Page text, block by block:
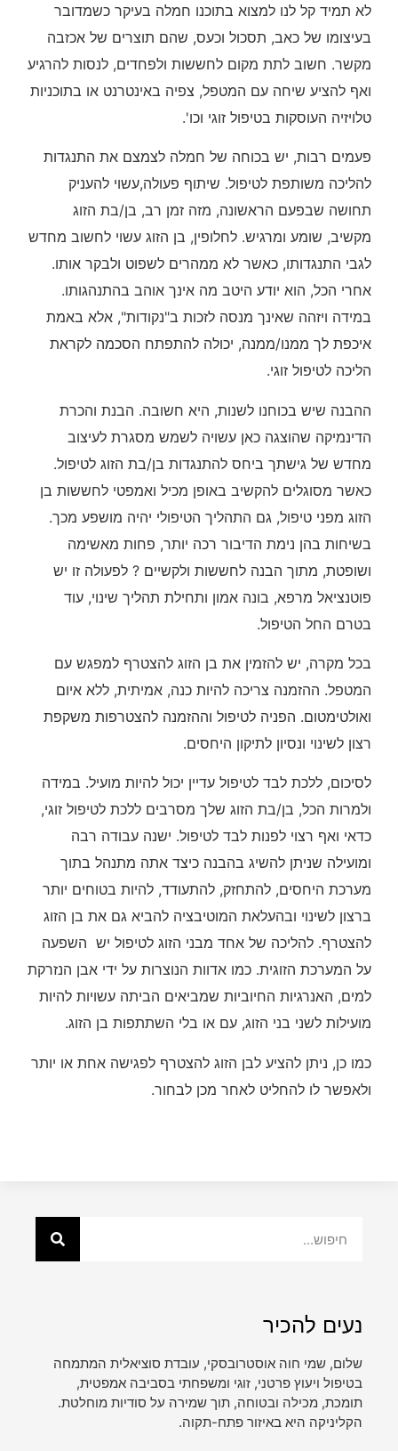
לא תמיד קל לנו למצוא בתוכנו חמלה בעיקר כשמדובר
בעיצומו של כאב, תסכול וכעס, שהם תוצרים של אכזבה
מקשר. חשוב לתת מקום לחששות ולפחדים, לנסות להרגיע
ואף להציע שיחה עם המטפל, צפיה באינטרנט או בתוכניות
טלויזיה העוסקות בטיפול זוגי וכו'.
פעמים רבות, יש בכוחה של חמלה לצמצם את התנגדות
להליכה משותפת לטיפול. שיתוף פעולה,עשוי להעניק
תחושה שבפעם הראשונה, מזה זמן רב, בן/בת הזוג
מקשיב, שומע ומרגיש. לחלופין, בן הזוג עשוי לחשוב מחדש
לגבי התנגדותו, כאשר לא ממהרים לשפוט ולבקר אותו.
אחרי הכל, הוא יודע היטב מה אינך אוהב בהתנהגותו.
במידה ויזהה שאינך מנסה לזכות ב"נקודות", אלא באמת
איכפת לך ממנו/ממנה, יכולה להתפתח הסכמה לקראת
הליכה לטיפול זוגי.
ההבנה שיש בכוחנו לשנות, היא חשובה. הבנת והכרת
הדינמיקה שהוצגה כאן עשויה לשמש מסגרת לעיצוב
מחדש של גישתך ביחס להתנגדות בן/בת הזוג לטיפול.
כאשר מסוגלים להקשיב באופן מכיל ואמפטי לחששות בן
הזוג מפני טיפול, גם התהליך הטיפולי יהיה מושפע מכך.
בשיחות בהן נימת הדיבור רכה יותר, פחות מאשימה
ושופטת, מתוך הבנה לחששות ולקשיים ? לפעולה זו יש
פוטנציאל מרפא, בונה אמון ותחילת תהליך שינוי, עוד
בטרם החל הטיפול.
בכל מקרה, יש להזמין את בן הזוג להצטרף למפגש עם
המטפל. ההזמנה צריכה להיות כנה, אמיתית, ללא איום
ואולטימטום. הפניה לטיפול וההזמנה להצטרפות משקפת
רצון לשינוי ונסיון לתיקון היחסים.
לסיכום, ללכת לבד לטיפול עדיין יכול להיות מועיל. במידה
ולמרות הכל, בן/בת הזוג שלך מסרבים ללכת לטיפול זוגי,
כדאי ואף רצוי לפנות לבד לטיפול. ישנה עבודה רבה
ומועילה שניתן להשיג בהבנה כיצד אתה מתנהל בתוך
מערכת היחסים, להתחזק, להתעודד, להיות בטוחים יותר
ברצון לשינוי ובהעלאת המוטיבציה להביא גם את בן הזוג
להצטרף. להליכה של אחד מבני הזוג לטיפול יש השפעה
על המערכת הזוגית. כמו אדוות הנוצרות על ידי אבן הנזרקת
למים, האנרגיות החיוביות שמביאים הביתה עשויות להיות
מועילות לשני בני הזוג, עם או בלי השתתפות בן הזוג.
כמו כן, ניתן להציע לבן הזוג להצטרף לפגישה אחת או יותר
ולאפשר לו להחליט לאחר מכן לבחור.
נעים להכיר
שלום, שמי חוה אוסטרובסקי, עובדת סוציאלית המתמחה
בטיפול ויעוץ פרטני, זוגי ומשפחתי בסביבה אמפטית,
תומכת, מכילה ובטוחה, תוך שמירה על סודיות מוחלטת.
הקליניקה היא באיזור פתח-תקוה.